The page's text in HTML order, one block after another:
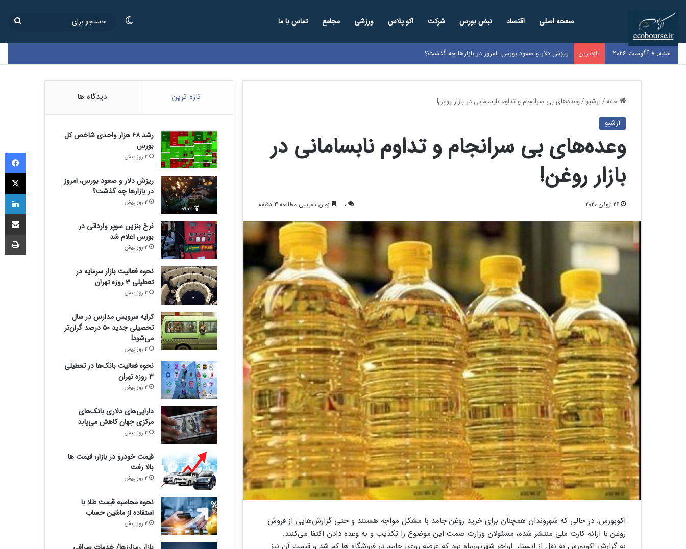
صفحه اصلی اقتصاد نبض بورس شرکت اکو پلاس ورزشی مجامع تماس با ما تغییر پوسته
شنبه, 8 آگوست 2026 تازه‌ترین نرخ بنزین سوپر وارداتی در بورس اعلام شد
خانه/آرشیو/وعده‌های بی سرانجام و تداوم نابسامانی در بازار روغن!
آرشیو
وعده‌های بی سرانجام و تداوم نابسامانی در
بازار روغن!
26 ژوئن 2020 0 زمان تقریبی مطالعه 3 دقیقه
اکوبورس: در حالی که شهروندان همچنان برای خرید روغن جامد با مشکل مواجه هستند و حتی گزارش‌هایی از فروش
روغن با ارائه کارت ملی منتشر شده، مسئولان وزارت صمت این موضوع را تکذیب و به وعده دادن اکتفا می‌کنند.
به گزارش اکوبورس به نقل از ایسنا، اواخر شهریورماه بود که عرضه روغن جامد در فروشگاه ها کم شد و قیمت آن نیز
تازه ترین دیدگاه ها
رشد ۶۸ هزار واحدی شاخص کل
بورس
2 روز پیش
ریزش دلار و صعود بورس، امروز
در بازارها چه گذشت؟
2 روز پیش
نرخ بنزین سوپر وارداتی در
بورس اعلام شد
2 روز پیش
نحوه فعالیت بازار سرمایه در
تعطیلی ۳ روزه تهران
2 روز پیش
کرایه سرویس مدارس در سال
تحصیلی جدید ۵۰ درصد گران‌تر
می‌شود!
2 روز پیش
نحوه فعالیت بانک‌ها در تعطیلی
۳ روزه تهران
2 روز پیش
دارایی‌های دلاری بانک‌های
مرکزی جهان کاهش می‌یابد
2 روز پیش
قیمت خودرو در بازار؛ قیمت ها
بالا رفت
2 روز پیش
نحوه محاسبه قیمت طلا با
استفاده از ماشین حساب
2 روز پیش